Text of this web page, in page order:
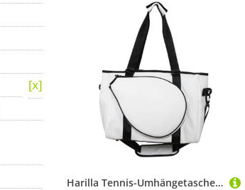
Harilla Tennis-Umhängetasche, Handtasche, leichtes Pack, tragbare Tennis-Tragetasche für Damen für Pickleball-Tennisschläger-Reisen, Weiß